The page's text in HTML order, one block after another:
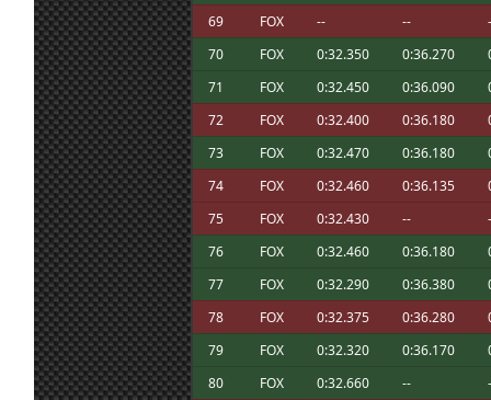
25 jun. 8:37
mitsumeku: Va por Njoan!
25 jun. 8:27
Mito21
En el equipo FR queremos dedicar esta
Liga a nuestro compañero y amigo
24 jun. 7:15 Marcos Z.:
Ikarus, es Oasis Driver for Windows
aplicación que gestiona las gafas de
el WMR
23 jun. 19:11
Maxxis
Muchas gracias !!
23 jun. 18:23
23 jun. 17:18
Furribmw
23 jun. 17:16 Furribmw
Enhorabuena Maxxis por la victoria 🏆 la
los participantes por participar 😁.Estoy
funciona bien el lfs 😃.Saludos a todos a
23 jun. 12:54
johneysvk: @system nope
23 jun. 8:40 Marcos Z.
Siguiendo el hilo de los tirones en VR,
tu msje de que se podía dejar W10), e
ahora un acierto!!
69
FOX -- --
70
FOX 0:32.350 0:36.270
71
FOX 0:32.450 0:36.090
72
FOX 0:32.400 0:36.180
73
FOX 0:32.470 0:36.180
74
FOX 0:32.460 0:36.135
75
FOX 0:32.430 --
76
FOX 0:32.460 0:36.180
77
FOX 0:32.290 0:36.380
78
FOX 0:32.375 0:36.280
79
FOX 0:32.320 0:36.170
80
FOX 0:32.660 --